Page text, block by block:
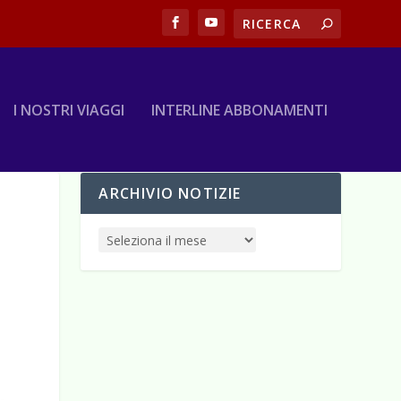
I NOSTRI VIAGGI INTERLINE ABBONAMENTI
ARCHIVIO NOTIZIE